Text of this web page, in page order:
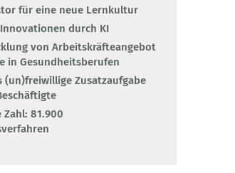
für eine neue Lernkultur
durch KI
von Arbeitskräfteangebot
in Gesundheitsberufen
(un)freiwillige Zusatzaufgabe
Zahl: 81.900